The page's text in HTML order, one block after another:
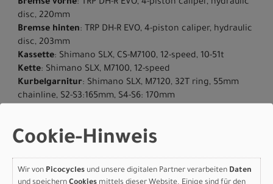
Bremse vorne: TRP DH-R EVO, 4-piston caliper, hydraulic
disc, 220mm
Bremse hinten: TRP DH-R EVO, 4-piston caliper, hydraulic
disc, 203mm
Kassette: Shimano SLX, CS-M7100, 12-speed, 10-51t
Kette: Shimano SLX, M7100, 12-speed
Kurbelgarnitur: Shimano SLX, M7120, 32T ring, 55mm
chainline, S2-S3:165mm, S4-S6: 170mm
Vorderreifen: Butcher, GRID TRAIL casing, GRIPTON® T9
T9/T7 compound, 2Bliss Ready, 27.5x2.3
Cookie-Hinweis
Wir von Picocycles und unsere digitalen Partner verarbeiten Daten